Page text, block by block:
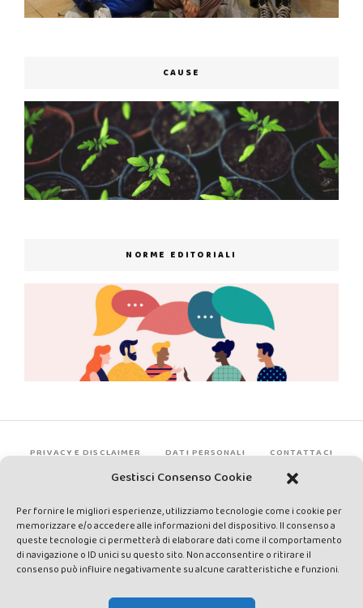
Gestisci Consenso Cookie
Per fornire le migliori esperienze, utilizziamo tecnologie come i cookie per
memorizzare e/o accedere alle informazioni del dispositivo. Il consenso a
queste tecnologie ci permetterà di elaborare dati come il comportamento
di navigazione o ID unici su questo sito. Non acconsentire o ritirare il
consenso può influire negativamente su alcune caratteristiche e funzioni.
CAUSE
NORME EDITORIALI
PRIVACY E DISCLAIMER DATI PERSONALI CONTATTACI
rights reserved - Testata registrata presso il Tribunale di Siena con